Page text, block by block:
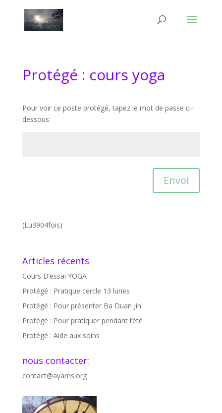
Protégé : cours yoga
Pour voir ce poste protégé, tapez le mot de passe ci-
dessous:
Envoi
(Lu3904fois)
Articles récents
Cours D’essai YOGA
Protégé : Pratique cercle 13 lunes
Protégé : Pour présenter Ba Duan Jin
Protégé : Pour pratiquer pendant l’été
Protégé : Aide aux soins
nous contacter:
contact@ayams.org